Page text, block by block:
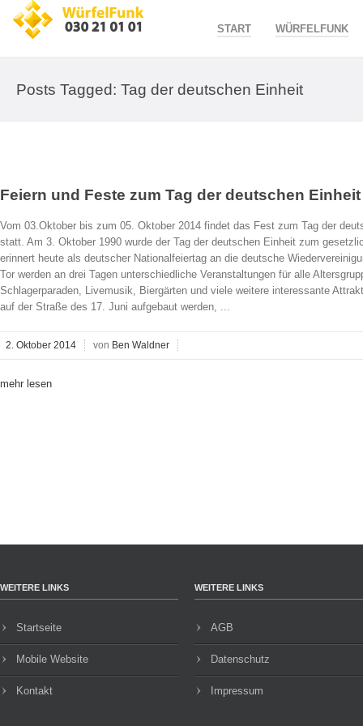
START WÜRFELFUNK
Posts Tagged: Tag der deutschen Einheit
Feiern und Feste zum Tag der deutschen
Vom 03.Oktober bis zum 05. Oktober 2014 findet das Fest zum Tag der
statt. Am 3. Oktober 1990 wurde der Tag der deutschen Einheit zum
erinnert heute als deutscher Nationalfeiertag an die deutsche
Tor werden an drei Tagen unterschiedliche Veranstaltungen für alle
Schlagerparaden, Livemusik, Biergärten und viele weitere interessante
auf der Straße des 17. Juni aufgebaut werden, ...
2. Oktober 2014 von Ben Waldner
mehr lesen
WEITERE LINKS
Startseite
Mobile Website
Kontakt
WEITERE LINKS
AGB
Datenschutz
Impressum